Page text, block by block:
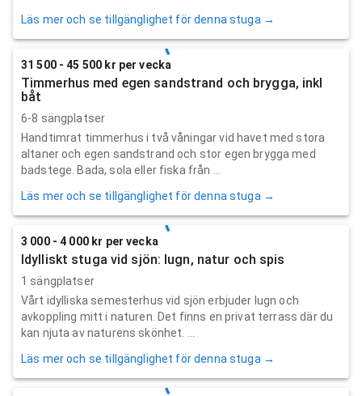
Läs mer och se tillgänglighet för denna stuga →
31 500 - 45 500 kr per vecka
Timmerhus med egen sandstrand och brygga, inkl
båt
6-8 sängplatser
Handtimrat timmerhus i två våningar vid havet med stora
altaner och egen sandstrand och stor egen brygga med
badstege. Bada, sola eller fiska från ...
Läs mer och se tillgänglighet för denna stuga →
3 000 - 4 000 kr per vecka
Idylliskt stuga vid sjön: lugn, natur och spis
1 sängplatser
Vårt idylliska semesterhus vid sjön erbjuder lugn och
avkoppling mitt i naturen. Det finns en privat terrass där du
kan njuta av naturens skönhet. ...
Läs mer och se tillgänglighet för denna stuga →